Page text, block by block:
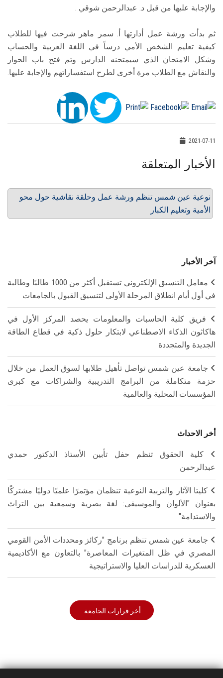
والإجابة عليها من قبل د. عبدالرحمن شوقي .
ثم بدأت ورشة عمل أدارتها أ. سمر ماهر شرحت فيها للطلاب
كيفية تعليم الشخص الأمي درساً في اللغة العربية والحساب
وشكل الامتحان الذي سيمتحنه الدارس وتم فتح باب الحوار
والنقاش مع الطلاب مرة أخرى لطرح استفساراتهم والإجابة عليها.
2021-07-11
الأخبار المتعلقة
نوعية عين شمس تنظم ورشة عمل وحلقة نقاشية حول محو
الأمية وتعليم الكبار
آخر الأخبار
معامل التنسيق الإلكتروني تستقبل أكثر من 1000 طالبًا وطالبة
في أول أيام انطلاق المرحلة الأولى لتنسيق القبول بالجامعات
فريق كلية الحاسبات والمعلومات يحصد المركز الأول في
هاكاثون الذكاء الاصطناعي لابتكار حلول ذكية في قطاع الطاقة
الجديدة والمتجددة
جامعة عين شمس تواصل تأهيل طلابها لسوق العمل من خلال
حزمة متكاملة من البرامج التدريبية والشراكات مع كبرى
المؤسسات المحلية والعالمية
أخر الاحداث
كلية الحقوق تنظم حفل تأبين الأستاذ الدكتور حمدي
عبدالرحمن
كليتا الآثار والتربية النوعية تنظمان مؤتمرًا علميًا دوليًا مشتركًا
بعنوان "الألوان والموسيقى: لغة بصرية وسمعية بين التراث
والاستدامة"
جامعة عين شمس تنظم برنامج "ركائز ومحددات الأمن القومي
المصري في ظل المتغيرات المعاصرة" بالتعاون مع الأكاديمية
العسكرية للدراسات العليا والاستراتيجية
أخر قرارات الجامعة